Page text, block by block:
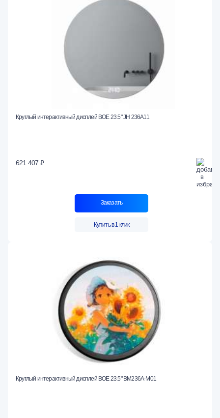
Круглый интерактивный дисплей BOE 23.5" JH 236A11
621 407 ₽
Заказать
Купить в 1 клик
Круглый интерактивный дисплей BOE 23.5" BM236A-M01